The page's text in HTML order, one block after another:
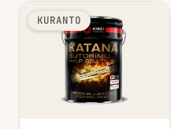
KURANTO